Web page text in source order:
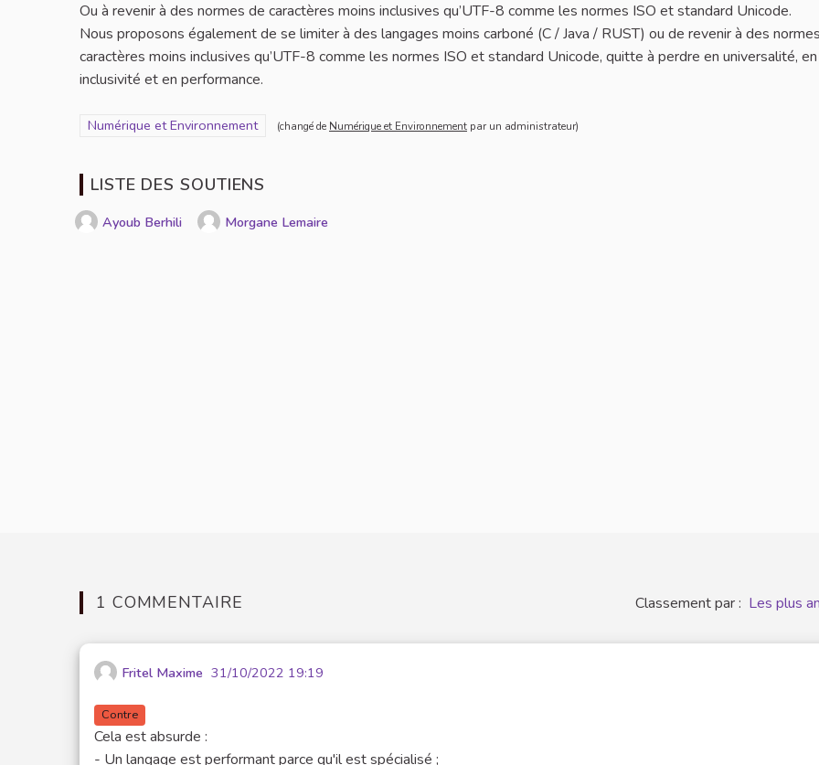
Ou à revenir à des normes de caractères moins inclusives qu’UTF-8 comme les normes ISO et standard Unicode.
Nous proposons également de se limiter à des langages moins carboné (C / Java / RUST) ou de revenir à des
caractères moins inclusives qu’UTF-8 comme les normes ISO et standard Unicode, quitte à perdre en universalité, en
inclusivité et en performance.
Filtrer les résultats pour le secteur : Numérique et Environnement
Numérique et Environnement (changé de Numérique et Environnement par un administrateur)
LISTE DES SOUTIENS
Ayoub Berhili Morgane Lemaire
1 COMMENTAIRE Classement par : Les plus
Fritel Maxime 31/10/2022 19:19
Contre
Cela est absurde :
- Un langage est performant parce qu'il est spécialisé ;